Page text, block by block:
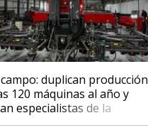
duplican producción
120 máquinas al año y
especialistas de la
automotriz para lograrlo